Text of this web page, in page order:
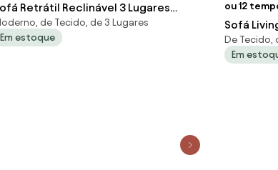
Retrátil Reclinável 3 Lugares
Roma F05 Veludo Grafite - Mpo
de Tecido, de 3 Lugares
Em estoque
ou 12
Sofá
Madeira
De Tecido,
Em